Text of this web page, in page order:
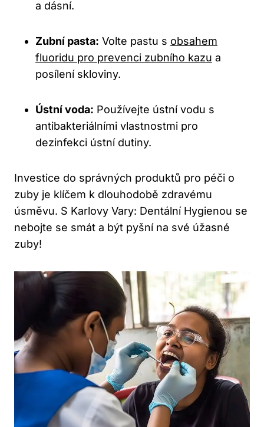
a dásní.
Zubní pasta: Volte pastu s obsahem
fluoridu pro prevenci zubního kazu a
posílení skloviny.
Ústní voda: Používejte ústní vodu s
antibakteriálními vlastnostmi pro
dezinfekci ústní dutiny.
Investice do správných produktů pro péči o
zuby je klíčem k dlouhodobě zdravému
úsměvu. S Karlovy Vary: Dentální Hygienou se
nebojte se smát a být pyšní na své úžasné
zuby!